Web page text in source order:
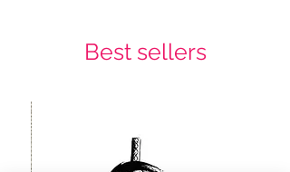
Best sellers